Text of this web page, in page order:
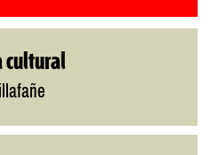
cultural